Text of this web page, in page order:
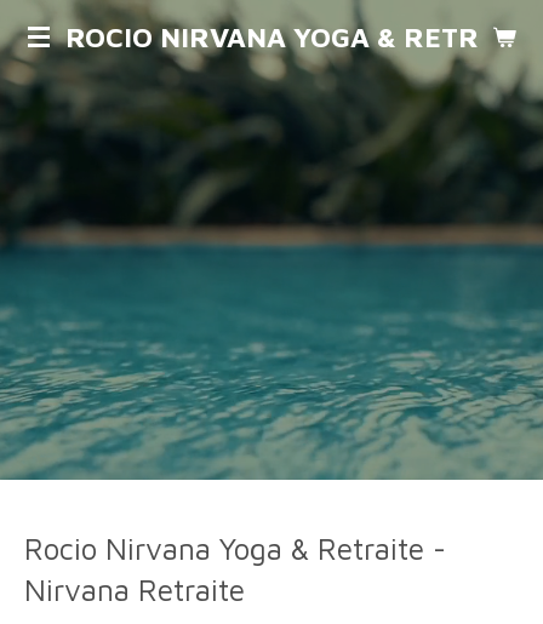
Passer
au
contenu
principal
ROCIO NIRVANA YOGA & RETRAITE
Rocio Nirvana Yoga & Retraite -
Nirvana Retraite